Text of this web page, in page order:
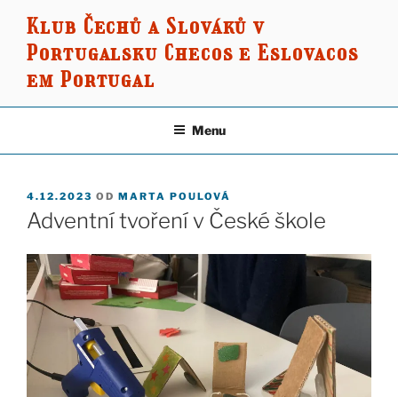
obsahu
webu
Klub Čechů a Slováků v
Portugalsku Checos e Eslovacos
em Portugal
Menu
PUBLIKOVÁNO
4.12.2023 OD MARTA POULOVÁ
Adventní tvoření v České škole